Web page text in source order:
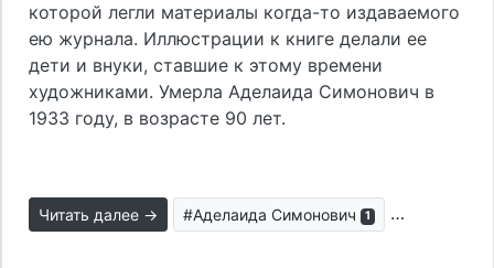
которой легли материалы когда-то издаваемого
ею журнала. Иллюстрации к книге делали ее
дети и внуки, ставшие к этому времени
художниками. Умерла Аделаида Симонович в
1933 году, в возрасте 90 лет.
Читать далее → #Аделаида Симонович 1